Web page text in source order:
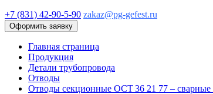
+7 (831) 42-90-5-90 zakaz@pg-gefest.ru
Оформить заявку
Главная страница
Продукция
Детали трубопровода
Отводы
Отводы секционные ОСТ 36 21 77 – сварные